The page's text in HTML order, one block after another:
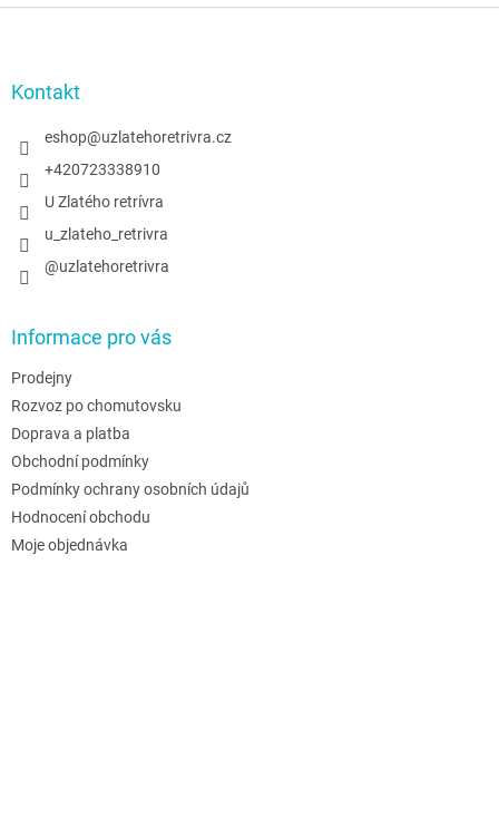
Kontakt
eshop@uzlatehoretrivra.cz
+420723338910
U Zlatého retrívra
u_zlateho_retrivra
@uzlatehoretrivra
Informace pro vás
Prodejny
Rozvoz po chomutovsku
Doprava a platba
Obchodní podmínky
Podmínky ochrany osobních údajů
Hodnocení obchodu
Moje objednávka